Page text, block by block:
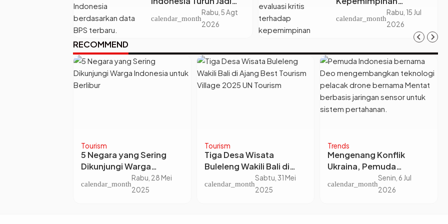
22,93 Juta Orang, Tapi
Kenapa Ketimpangan
calendar_month
Rabu, 5 Agt
2026
Presiden Prabowo
Subianto: Antara Visi
Besar, Implementasi,
calendar_month
Rabu, 15 Jul
2026
RECOMMEND
Tourism
5 Negara yang Sering
Dikunjungi Warga
Indonesia untuk Berlibur
calendar_month
Rabu, 28 Mei
2025
Tourism
Tiga Desa Wisata
Buleleng Wakili Bali di
Ajang Best Tourism
Village 2025 UN Tourism
calendar_month
Sabtu, 31 Mei
2025
Trends
Mengenang Konflik
Ukraina, Pemuda
Indonesia Ini Sukses Bikin
‘Mentat’ si Pelacak
calendar_month
Senin, 6 Jul
2026